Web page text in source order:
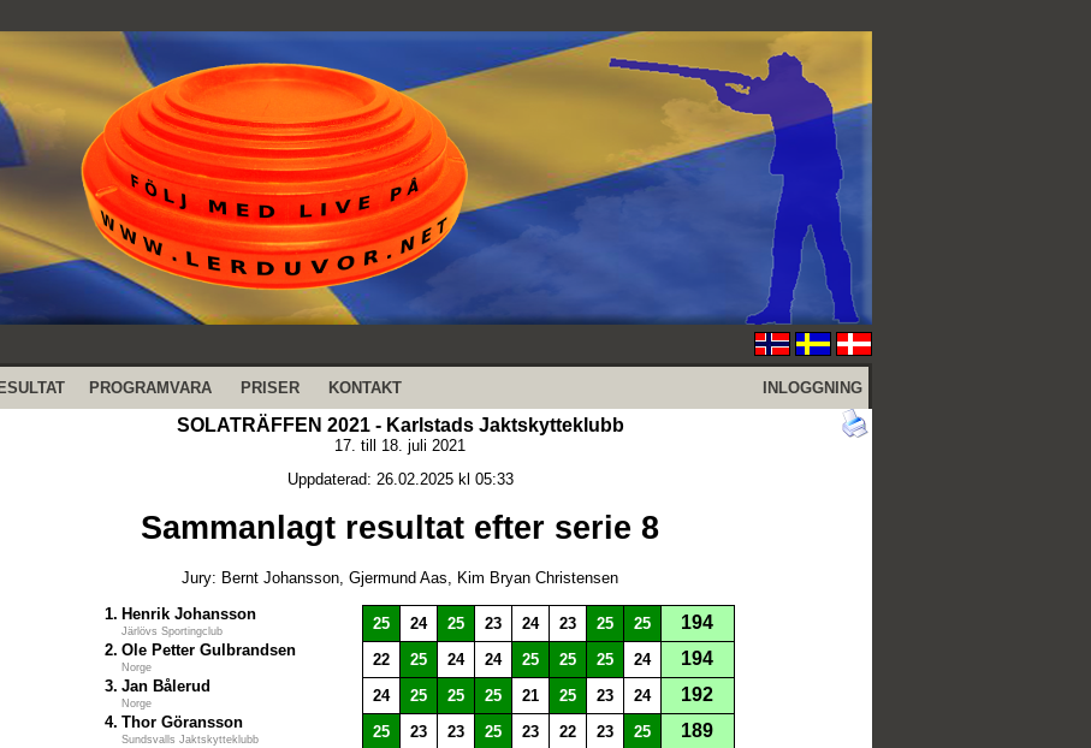
PROGRAMVARA PRISER KONTAKT INLOGGNING
SOLATRÄFFEN 2021 - Karlstads Jaktskytteklubb
17. till 18. juli 2021
Uppdaterad: 26.02.2025 kl 05:33
Sammanlagt resultat efter serie 8
Jury: Bernt Johansson, Gjermund Aas, Kim Bryan Christensen
1. Henrik Johansson
Järlövs Sportingclub 25 24 25 23 24 23 25 25 194
2. Ole Petter Gulbrandsen
Norge 22 25 24 24 25 25 25 24 194
3. Jan Bålerud
Norge 24 25 25 25 21 25 23 24 192
4. Thor Göransson
Sundsvalls Jaktskytteklubb 25 23 23 25 23 22 23 25 189